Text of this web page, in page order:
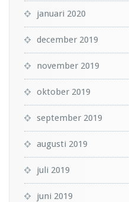
januari 2020
december 2019
november 2019
oktober 2019
september 2019
augusti 2019
juli 2019
juni 2019